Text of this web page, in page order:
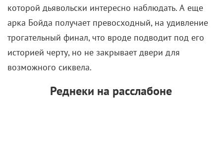
арка Бойда получает превосходный, на удивление
трогательный финал, что вроде подводит под его
историей черту, но не закрывает двери для
возможного сиквела.